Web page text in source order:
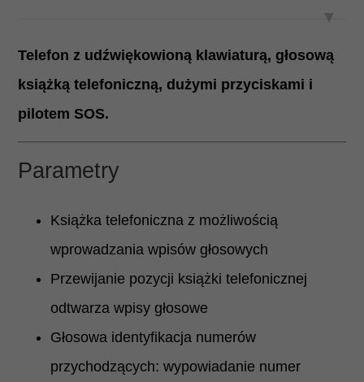
Telefon z udźwiękowioną klawiaturą, głosową
książką telefoniczną, dużymi przyciskami i
pilotem SOS.
Parametry
Książka telefoniczna z możliwością
wprowadzania wpisów głosowych
Przewijanie pozycji książki telefonicznej
odtwarza wpisy głosowe
Głosowa identyfikacja numerów
przychodzących: wypowiadanie numer